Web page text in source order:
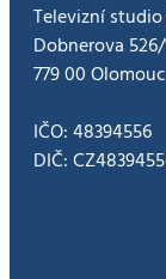
Televizní studio
Dobnerova
779 00 Olomouc
IČO: 48394556
DIČ: